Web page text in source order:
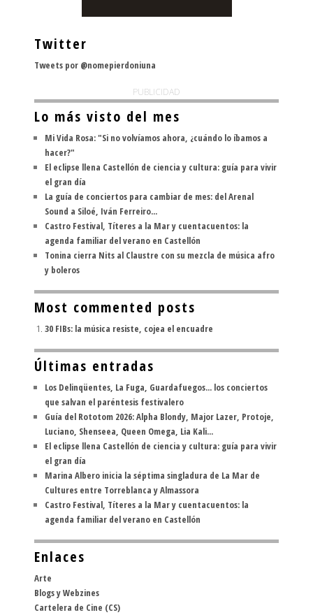
Twitter
Tweets por @nomepierdoniuna
PUBLICIDAD
Lo más visto del mes
Mi Vida Rosa: "Si no volvíamos ahora, ¿cuándo lo íbamos a
hacer?"
El eclipse llena Castellón de ciencia y cultura: guía para vivir
el gran día
La guía de conciertos para cambiar de mes: del Arenal
Sound a Siloé, Iván Ferreiro...
Castro Festival, Títeres a la Mar y cuentacuentos: la
agenda familiar del verano en Castellón
Tonina cierra Nits al Claustre con su mezcla de música afro
y boleros
Most commented posts
30 FIBs: la música resiste, cojea el encuadre
Últimas entradas
Los Delinqüentes, La Fuga, Guardafuegos... los conciertos
que salvan el paréntesis festivalero
Guía del Rototom 2026: Alpha Blondy, Major Lazer, Protoje,
Luciano, Shenseea, Queen Omega, Lia Kali...
El eclipse llena Castellón de ciencia y cultura: guía para vivir
el gran día
Marina Albero inicia la séptima singladura de La Mar de
Cultures entre Torreblanca y Almassora
Castro Festival, Títeres a la Mar y cuentacuentos: la
agenda familiar del verano en Castellón
Enlaces
Arte
Blogs y Webzines
Cartelera de Cine (CS)